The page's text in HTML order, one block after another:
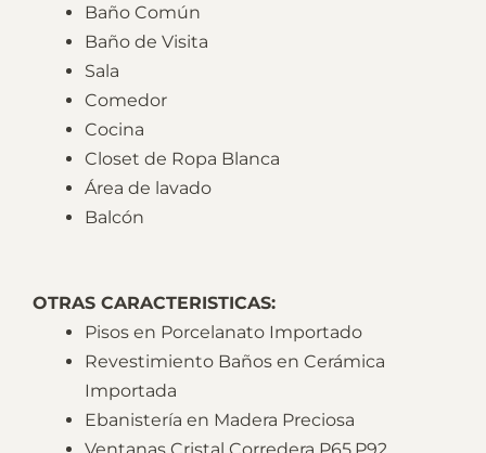
Baño Común
Baño de Visita
Sala
Comedor
Cocina
Closet de Ropa Blanca
Área de lavado
Balcón
OTRAS CARACTERISTICAS:
Pisos en Porcelanato Importado
Revestimiento Baños en Cerámica
Importada
Ebanistería en Madera Preciosa
Ventanas Cristal Corredera P65,P92